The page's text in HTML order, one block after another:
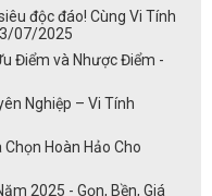
độc đáo! Cùng Vi Tính
07/2025
Điểm và Nhược Điểm -
Nghiệp – Vi Tính
Chọn Hoàn Hảo Cho
2025 - Gọn, Bền, Giá